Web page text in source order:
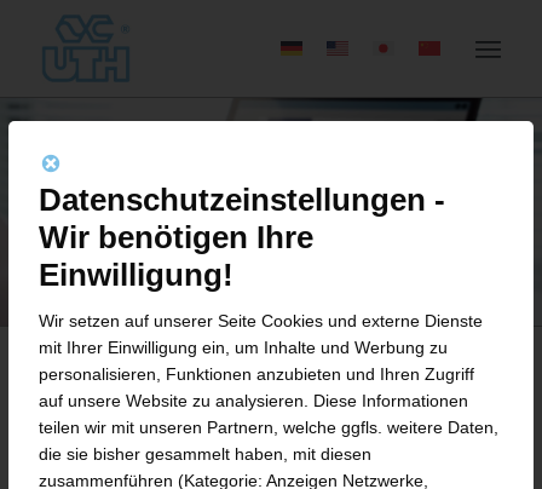
BEWERBUNGSFORMULAR
WERKSTUDENT (M/W/D)
Datenschutzeinstellungen -
Wir benötigen Ihre
Einwilligung!
Wir setzen auf unserer Seite Cookies und externe Dienste
mit Ihrer Einwilligung ein, um Inhalte und Werbung zu
personalisieren, Funktionen anzubieten und Ihren Zugriff
auf unsere Website zu analysieren. Diese Informationen
teilen wir mit unseren Partnern, welche ggfls. weitere Daten,
die sie bisher gesammelt haben, mit diesen
zusammenführen (Kategorie: Anzeigen Netzwerke,